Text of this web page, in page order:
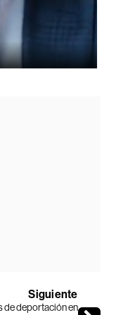
Siguiente
de deportación en